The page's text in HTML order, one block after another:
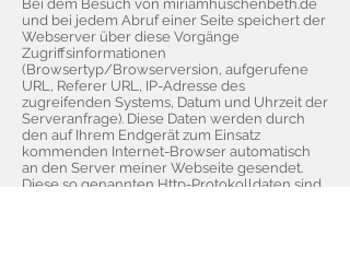
Bei dem Besuch von miriamhuschenbeth.de
und bei jedem Abruf einer Seite speichert der
Webserver über diese Vorgänge
Zugriffsinformationen
(Browsertyp/Browserversion, aufgerufene
URL, Referer URL, IP-Adresse des
zugreifenden Systems, Datum und Uhrzeit der
Serveranfrage). Diese Daten werden durch
den auf Ihrem Endgerät zum Einsatz
kommenden Internet-Browser automatisch
an den Server meiner Webseite gesendet.
Diese so genannten Http-Protokolldaten sind